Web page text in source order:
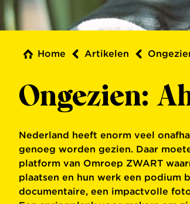
Home Artikelen
Ongezien:
Nederland heeft enorm veel
genoeg worden gezien. Daar
platform van Omroep ZWART
plaatsen en hun werk een podium
documentaire, een impactvolle